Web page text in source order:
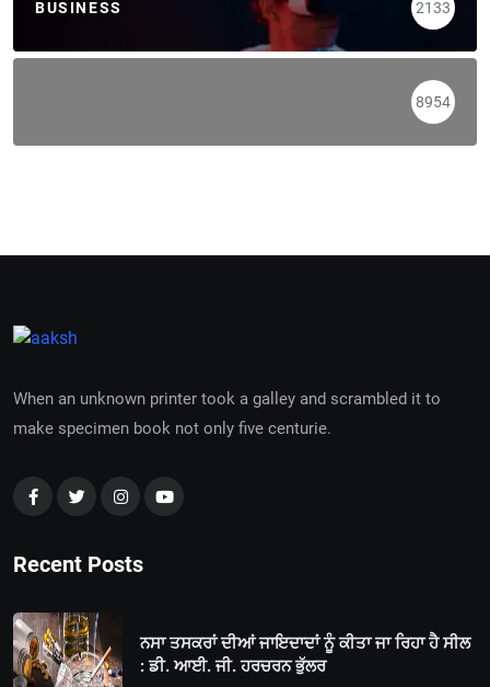
BUSINESS 2133
8954
When an unknown printer took a galley and scrambled it to
make specimen book not only five centurie.
Recent Posts
ਨਸਾ ਤਸਕਰਾਂ ਦੀਆਂ ਜਾਇਦਾਦਾਂ ਨੂੰ ਕੀਤਾ ਜਾ ਰਿਹਾ ਹੈ ਸੀਲ
: ਡੀ. ਆਈ. ਜੀ. ਹਰਚਰਨ ਭੁੱਲਰ